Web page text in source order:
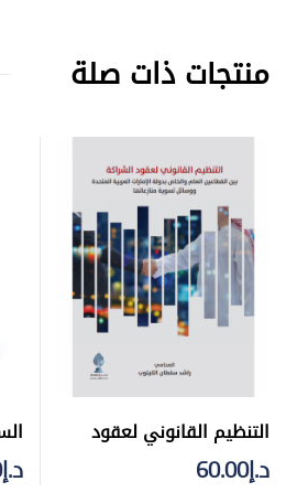
منتجات ذات صلة
التنظيم القانوني لعقود
الشراكة بين القطاعين العام
والخاص
د.إ60.00 د.إ